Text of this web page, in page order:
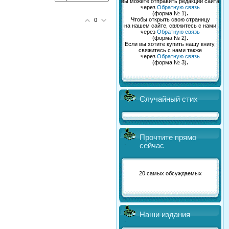
0
через Обратную связь
(форма № 1).
Чтобы открыть свою страницу
на нашем сайте, свяжитесь с нами
через Обратную связь
(форма № 2).
Если вы хотите купить нашу книгу,
свяжитесь с нами также
через Обратную связь
(форма № 3).
Случайный стих
Прочтите прямо
сейчас
20 самых обсуждаемых
Наши издания